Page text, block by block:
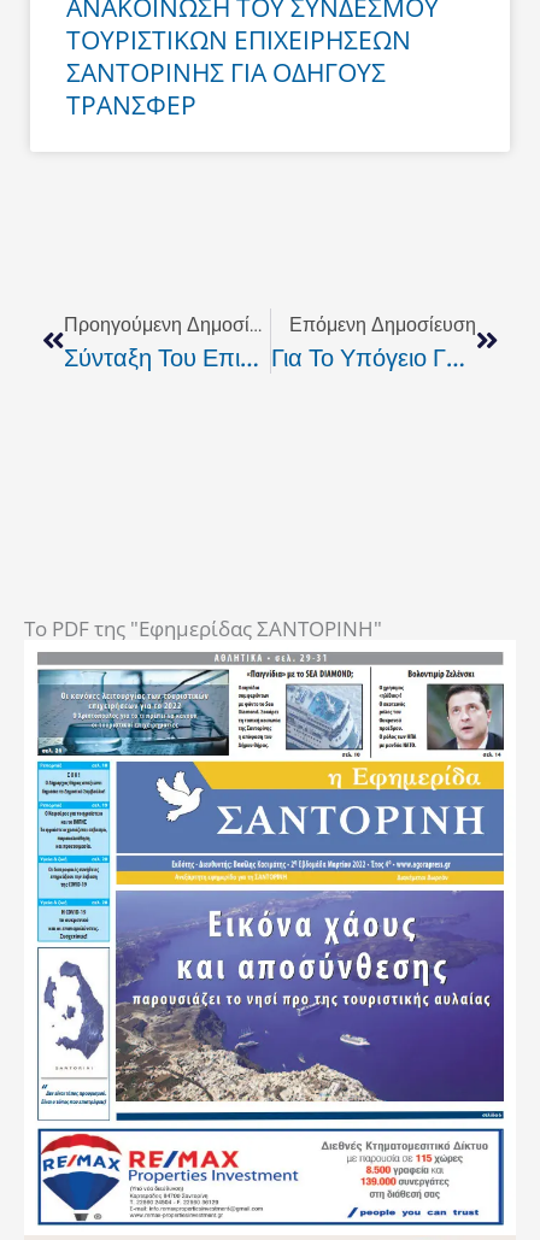
ΑΝΑΚΟΙΝΩΣΗ ΤΟΥ ΣΥΝΔΕΣΜΟΥ
ΤΟΥΡΙΣΤΙΚΩΝ ΕΠΙΧΕΙΡΗΣΕΩΝ
ΣΑΝΤΟΡΙΝΗΣ ΓΙΑ ΟΔΗΓΟΥΣ
ΤΡΑΝΣΦΕΡ
Προηγούμενη Δημοσίευση
Σύνταξη Του Επιμελητηρίου Κατά Του ΟΑΕΕ
Επόμενη Δημοσίευση
Για Το Υπόγειο Γκαράζ Στους Τέσσερις Μάρτυρες
To PDF της "Εφημερίδας ΣΑΝΤΟΡΙΝΗ"